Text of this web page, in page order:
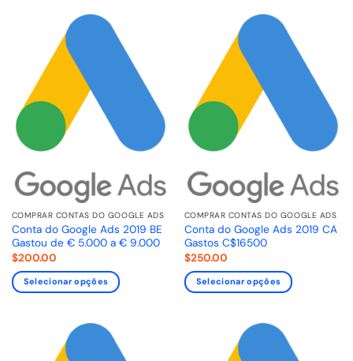
COMPRAR CONTAS DO GOOGLE ADS
Conta do Google Ads 2019 BE
Gastou de € 5.000 a € 9.000
$200.00
Selecionar opções
COMPRAR CONTAS DO GOOGLE ADS
Conta do Google Ads 2019 CA
Gastos C$16500
$250.00
Selecionar opções